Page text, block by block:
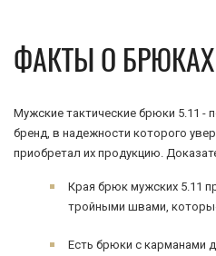
ФАКТЫ О БРЮКАХ
Мужские тактические брюки 5.11 -
бренд, в надежности которого
приобретал их продукцию.
Края брюк мужских 5.11
тройными швами,
Есть брюки с карманами